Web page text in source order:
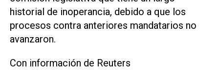
historial de inoperancia, debido a que los
procesos contra anteriores mandatarios no
avanzaron.
Con información de Reuters